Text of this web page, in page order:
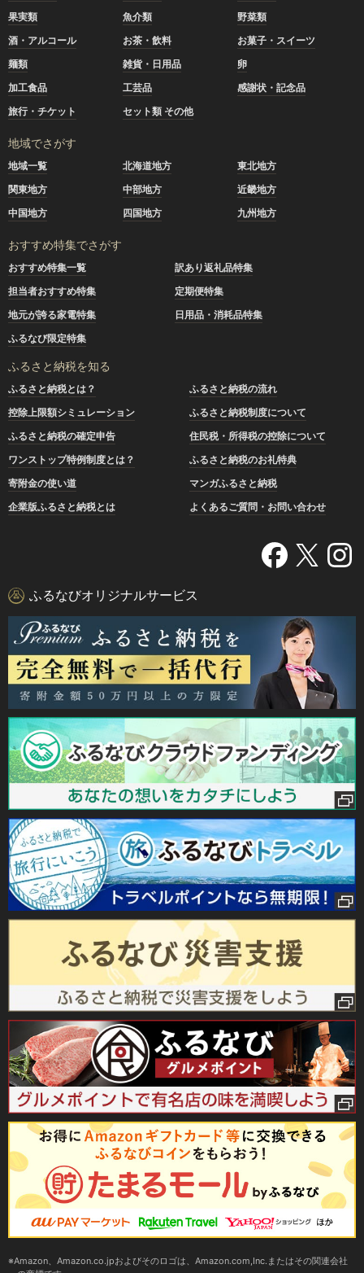
果実類
魚介類
野菜類
酒・アルコール
お茶・飲料
お菓子・スイーツ
麺類
雑貨・日用品
卵
加工食品
工芸品
感謝状・記念品
旅行・チケット
セット類 その他
地域でさがす
地域一覧 北海道地方
東北地方
関東地方
中部地方
近畿地方
中国地方
四国地方 九州地方
おすすめ特集でさがす
おすすめ特集一覧
訳あり返礼品特集
担当者おすすめ特集
定期便特集
地元が誇る家電特集
日用品・消耗品特集
ふるなび限定特集
ふるさと納税を知る
ふるさと納税とは？
ふるさと納税の流れ
控除上限額シミュレーション
ふるさと納税制度について
ふるさと納税の確定申告
住民税・所得税の控除について
ワンストップ特例制度とは？
ふるさと納税のお礼特典
寄附金の使い道
マンガふるさと納税
企業版ふるさと納税とは
よくあるご質問・お問い合わせ
ふるなびオリジナルサービス
Amazon、Amazon.co.jpおよびそのロゴは、Amazon.com,Inc.またはその関連会社